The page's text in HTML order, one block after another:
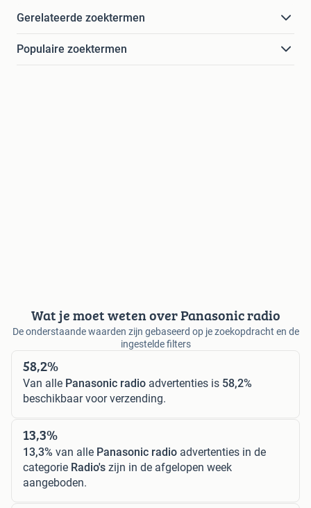
Gerelateerde zoektermen
Populaire zoektermen
Wat je moet weten over Panasonic radio
De onderstaande waarden zijn gebaseerd op je zoekopdracht en de
ingestelde filters
58,2%
Van alle Panasonic radio advertenties is 58,2%
beschikbaar voor verzending.
13,3%
13,3% van alle Panasonic radio advertenties in de
categorie Radio's zijn in de afgelopen week
aangeboden.